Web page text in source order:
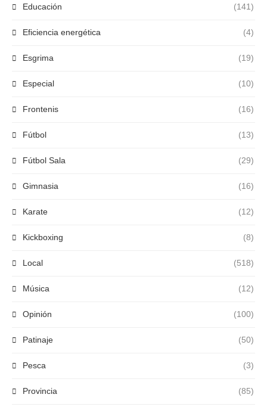
Educación (141)
Eficiencia energética (4)
Esgrima (19)
Especial (10)
Frontenis (16)
Fútbol (13)
Fútbol Sala (29)
Gimnasia (16)
Karate (12)
Kickboxing (8)
Local (518)
Música (12)
Opinión (100)
Patinaje (50)
Pesca (3)
Provincia (85)